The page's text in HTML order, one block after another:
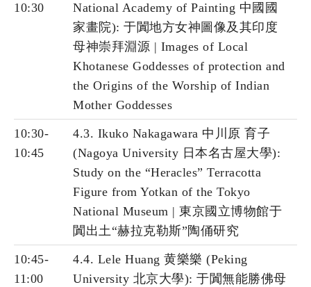
10:30
National Academy of Painting 中國國
家畫院): 于闐地方女神圖像及其印度
母神崇拜淵源 | Images of Local
Khotanese Goddesses of protection and
the Origins of the Worship of Indian
Mother Goddesses
10:30-
10:45
4.3. Ikuko Nakagawara 中川原 育子
(Nagoya University 日本名古屋大學):
Study on the “Heracles” Terracotta
Figure from Yotkan of the Tokyo
National Museum | 東京國立博物館于
闐出土“赫拉克勒斯”陶俑研究
10:45-
11:00
4.4. Lele Huang 黄樂樂 (Peking
University 北京大學): 于闐無能勝佛母